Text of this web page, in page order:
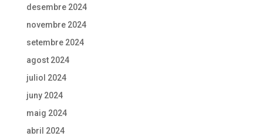
desembre 2024
novembre 2024
setembre 2024
agost 2024
juliol 2024
juny 2024
maig 2024
abril 2024